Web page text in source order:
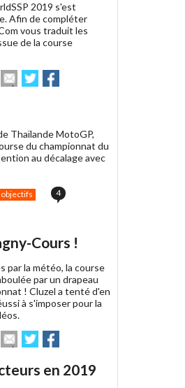
2019 s'est
Afin de compléter
vous traduit les
de la course
Envoyer
cet
ami
Partager
sur sur
Thaïlande MotoGP,
du championnat du
au décalage avec
4
Cours !
par la météo, la course
par un drapeau
! Cluzel a tenté d'en
à s'imposer pour la
Envoyer
cet
à
Partager
sur sur
en 2019